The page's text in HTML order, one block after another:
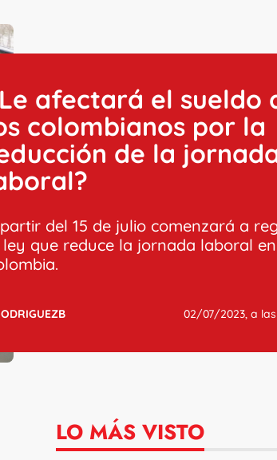
afectará el sueldo
colombianos por la
de la
del 15 de julio comenzará a
ley que reduce la jornada laboral en
02/07/2023, a las
LO MÁS VISTO